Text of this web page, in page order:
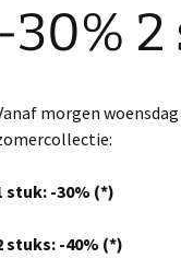
-30%
morgen
stuk: -30% (*)
stuks: -40% (*)